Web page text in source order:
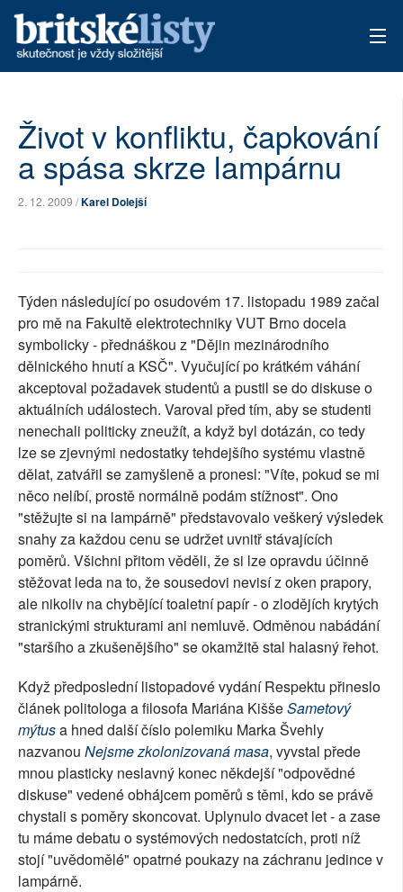
ARCHIV
TÉMATA
Život v konfliktu, čapkování
a spása skrze lampárnu
2. 12. 2009 /Karel Dolejší
Týden následující po osudovém 17. listopadu 1989 začal
pro mě na Fakultě elektrotechniky VUT Brno docela
symbolicky - přednáškou z "Dějin mezinárodního
dělnického hnutí a KSČ". Vyučující po krátkém váhání
akceptoval požadavek studentů a pustil se do diskuse o
aktuálních událostech. Varoval před tím, aby se studenti
nenechali politicky zneužít, a když byl dotázán, co tedy
lze se zjevnými nedostatky tehdejšího systému vlastně
dělat, zatvářil se zamyšleně a pronesl: "Víte, pokud se mi
něco nelíbí, prostě normálně podám stížnost". Ono
"stěžujte si na lampárně" představovalo veškerý výsledek
snahy za každou cenu se udržet uvnitř stávajících
poměrů. Všichni přitom věděli, že si lze opravdu účinně
stěžovat leda na to, že sousedovi nevisí z oken prapory,
ale nikoliv na chybějící toaletní papír - o zlodějích krytých
stranickými strukturami ani nemluvě. Odměnou nabádání
"staršího a zkušenějšího" se okamžitě stal halasný řehot.
Když předposlední listopadové vydání Respektu přineslo
článek politologa a filosofa Mariána KiššeSametový
mýtusa hned další číslo polemiku Marka Švehly
nazvanou Nejsme zkolonizovaná masa, vyvstal přede
mnou plasticky neslavný konec někdejší "odpovědné
diskuse" vedené obhájcem poměrů s těmi, kdo se právě
chystali s poměry skoncovat. Uplynulo dvacet let - a zase
tu máme debatu o systémových nedostatcích, proti níž
stojí "uvědomělé" opatrné poukazy na záchranu jedince v
lampárně.